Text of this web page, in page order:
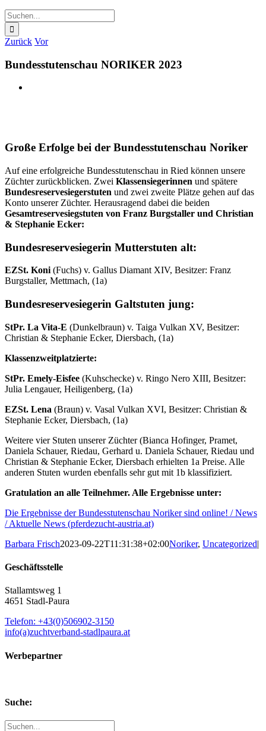
Suche
nach:
Zurück Vor
Bundes­stutenschau NORIKER 2023
Große Erfolge bei der Bundesstutenschau Noriker
Auf eine erfolgreiche Bundesstutenschau in Ried können unsere
Züchter zurückblicken. Zwei Klassensiegerinnen und spätere
Bundesreservesiegerstuten und zwei zweite Plätze gehen auf das
Konto unserer Züchter. Herausragend dabei die beiden
Gesamtreservesiegstuten von Franz Burgstaller und Christian
& Stephanie Ecker:
Bundesreservesiegerin Mutterstuten alt:
EZSt. Koni (Fuchs) v. Gallus Diamant XIV, Besitzer: Franz
Burgstaller, Mettmach, (1a)
Bundesreservesiegerin Galtstuten jung:
StPr. La Vita-E (Dunkelbraun) v. Taiga Vulkan XV, Besitzer:
Christian & Stephanie Ecker, Diersbach, (1a)
Klassenzweitplatzierte:
StPr. Emely-Eisfee (Kuhschecke) v. Ringo Nero XIII, Besitzer:
Julia Lengauer, Heiligenberg, (1a)
EZSt. Lena (Braun) v. Vasal Vulkan XVI, Besitzer: Christian &
Stephanie Ecker, Diersbach, (1a)
Weitere vier Stuten unserer Züchter (Bianca Hofinger, Pramet,
Daniela Schauer, Riedau, Gerhard u. Daniela Schauer, Riedau und
Christian & Stephanie Ecker, Diersbach erhielten 1a Preise. Alle
anderen Stuten wurden ebenfalls sehr gut mit 1b klassifiziert.
Gratulation an alle Teilnehmer. Alle Ergebnisse unter:
Die Ergebnisse der Bundesstutenschau Noriker sind online! / News
/ Aktuelle News (pferdezucht-austria.at)
Barbara Frisch2023-09-22T11:31:38+02:00Noriker, Uncategorized|
Geschäftsstelle
Stallamtsweg 1
4651 Stadl-Paura
Telefon: +43(0)506902-3150
info(a)zuchtverband-stadlpaura.at
Werbepartner
Suche:
Suche